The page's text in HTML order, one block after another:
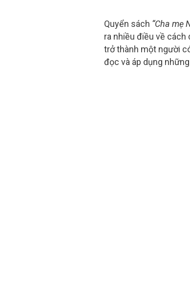
Quyển sách “Cha mẹ
ra nhiều điều về
trở thành một người
đọc và áp dụng